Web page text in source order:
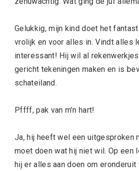
Gelukkig, mijn kind doet het
vrolijk en voor alles in. Vindt alles
interessant! Hij wil al
gericht tekeningen maken en is
schateiland.
Pffff, pak van m’n hart!
Ja, hij heeft wel een uitgesproken
moet doen wat hij niet wil. Op een
hij er alles aan doen om eronderuit